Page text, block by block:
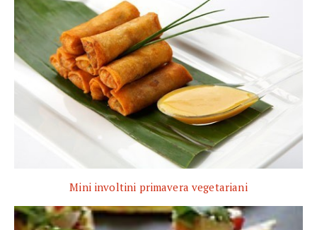
Mini involtini primavera vegetariani